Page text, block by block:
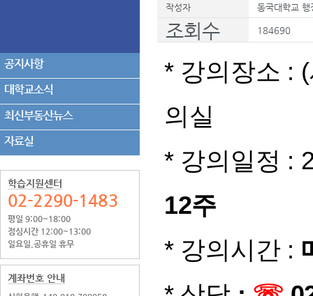
공지사항
대학교소식
최신부동산뉴스
자료실
학습지원센터
02-2290-1483
평일 9:00~18:00
점심시간 12:00~13:00
일요일.공휴일 휴무
계좌번호 안내
작성자 동국대학교 행
조회수 184690
* 강의장소 :
의실
* 강의일정 :
12주
* 강의시간: